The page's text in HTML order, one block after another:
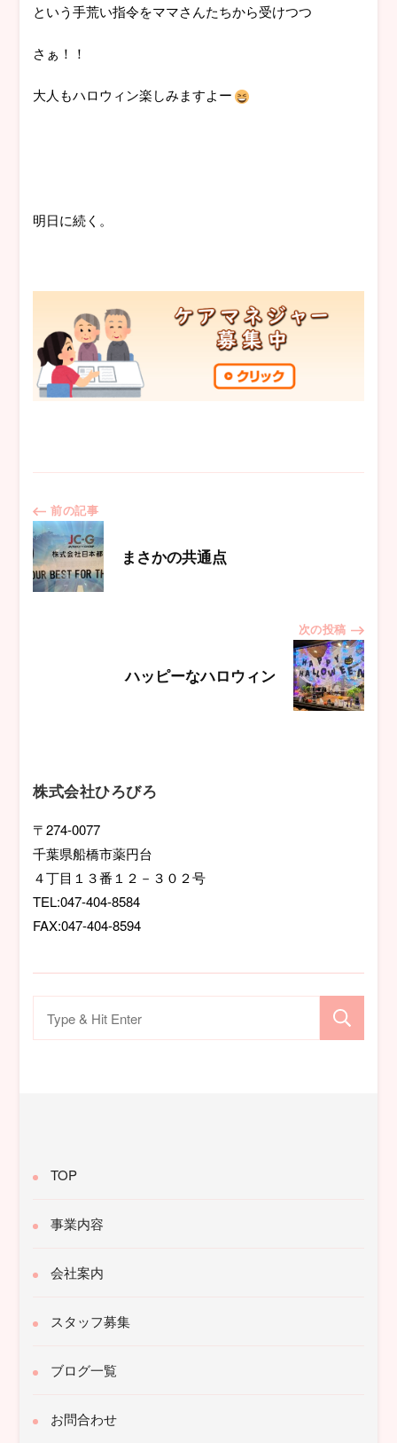
という手荒い指令をママさんたちから受けつつ
さぁ！！
大人もハロウィン楽しみますよー
明日に続く。
投
稿
ナ
シ
ョ
ン
前の記事
まさかの共通点
次の投稿
ハッピーなハロウィン
株式会社ひろびろ
〒274-0077
千葉県船橋市薬円台
４丁目１３番１２－３０２号
TEL:047-404-8584
FAX:047-404-8594
TOP
事業内容
会社案内
スタッフ募集
ブログ一覧
お問合わせ